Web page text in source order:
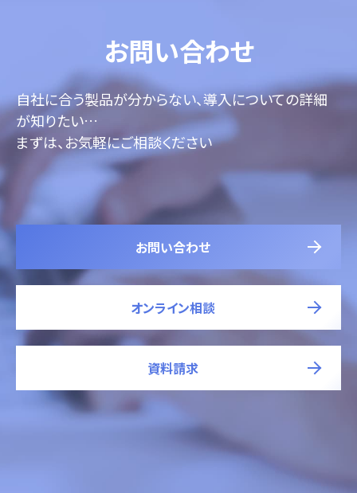
お問い合わせ
自社に合う製品が分からない、導入についての詳細
が知りたい…
まずは、お気軽にご相談ください
お問い合わせ
オンライン相談
資料請求